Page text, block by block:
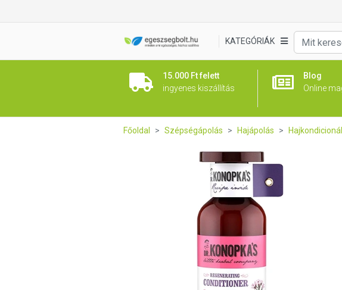
KATEGÓRIÁK
15.000 Ft felett
ingyenes kiszállítás
Blog
Online
Főoldal Szépségápolás Hajápolás